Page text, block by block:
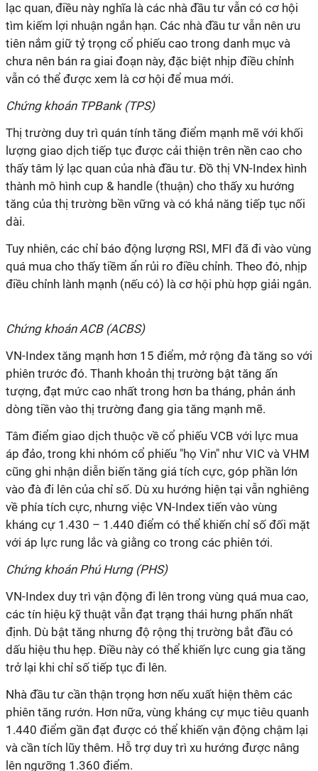
lạc quan, điều này nghĩa là các nhà đầu tư vẫn có cơ hội
tìm kiếm lợi nhuận ngắn hạn. Các nhà đầu tư vẫn nên ưu
tiên nắm giữ tỷ trọng cổ phiếu cao trong danh mục và
chưa nên bán ra giai đoạn này, đặc biệt nhịp điều chỉnh
vẫn có thể được xem là cơ hội để mua mới.
Chứng khoán TPBank (TPS)
Thị trường duy trì quán tính tăng điểm mạnh mẽ với khối
lượng giao dịch tiếp tục được cải thiện trên nền cao cho
thấy tâm lý lạc quan của nhà đầu tư. Đồ thị VN-Index hình
thành mô hình cup & handle (thuận) cho thấy xu hướng
tăng của thị trường bền vững và có khả năng tiếp tục nối
dài.
Tuy nhiên, các chỉ báo động lượng RSI, MFI đã đi vào vùng
quá mua cho thấy tiềm ẩn rủi ro điều chỉnh. Theo đó, nhịp
điều chỉnh lành mạnh (nếu có) là cơ hội phù hợp giải ngân.
Chứng khoán ACB (ACBS)
VN-Index tăng mạnh hơn 15 điểm, mở rộng đà tăng so với
phiên trước đó. Thanh khoản thị trường bật tăng ấn
tượng, đạt mức cao nhất trong hơn ba tháng, phản ánh
dòng tiền vào thị trường đang gia tăng mạnh mẽ.
Tâm điểm giao dịch thuộc về cổ phiếu VCB với lực mua
áp đảo, trong khi nhóm cổ phiếu "họ Vin" như VIC và VHM
cũng ghi nhận diễn biến tăng giá tích cực, góp phần lớn
vào đà đi lên của chỉ số. Dù xu hướng hiện tại vẫn nghiêng
về phía tích cực, nhưng việc VN-Index tiến vào vùng
kháng cự 1.430 – 1.440 điểm có thể khiến chỉ số đối mặt
với áp lực rung lắc và giằng co trong các phiên tới.
Chứng khoán Phú Hưng (PHS)
VN-Index duy trì vận động đi lên trong vùng quá mua cao,
các tín hiệu kỹ thuật vẫn đạt trạng thái hưng phấn nhất
định. Dù bật tăng nhưng độ rộng thị trường bắt đầu có
dấu hiệu thu hẹp. Điều này có thể khiến lực cung gia tăng
trở lại khi chỉ số tiếp tục đi lên.
Nhà đầu tư cần thận trọng hơn nếu xuất hiện thêm các
phiên tăng rướn. Hơn nữa, vùng kháng cự mục tiêu quanh
1.440 điểm gần đạt được có thể khiến vận động chậm lại
và cần tích lũy thêm. Hỗ trợ duy trì xu hướng được nâng
lên ngưỡng 1.360 điểm.